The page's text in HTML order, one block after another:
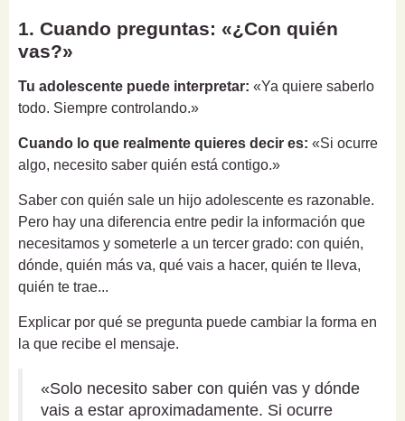
1. Cuando preguntas: «¿Con quién
vas?»
Tu adolescente puede interpretar: «Ya quiere saberlo
todo. Siempre controlando.»
Cuando lo que realmente quieres decir es: «Si ocurre
algo, necesito saber quién está contigo.»
Saber con quién sale un hijo adolescente es razonable.
Pero hay una diferencia entre pedir la información que
necesitamos y someterle a un tercer grado: con quién,
dónde, quién más va, qué vais a hacer, quién te lleva,
quién te trae...
Explicar por qué se pregunta puede cambiar la forma en
la que recibe el mensaje.
«Solo necesito saber con quién vas y dónde
vais a estar aproximadamente. Si ocurre